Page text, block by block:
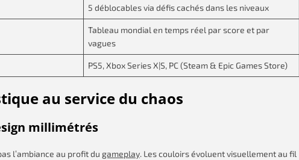
5 déblocables via défis cachés dans les niveaux
Tableau mondial en temps réel par score et par
vagues
PS5, Xbox Series X|S, PC (Steam & Epic Games Store)
au service du chaos
millimétrés
l’ambiance au profit du gameplay. Les couloirs évoluent visuellement au fil